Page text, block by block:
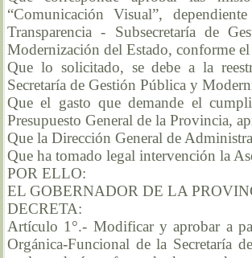
“Comunicación Visual”,
Transparencia - Subsecretaría de
Modernización del Estado, conforme
Que lo solicitado, se debe a la
Secretaría de Gestión Pública y
Que el gasto que demande el
Presupuesto General de la Provincia,
Que la Dirección General de
Que ha tomado legal intervención la
POR ELLO:
EL GOBERNADOR DE LA
DECRETA:
Artículo 1°.- Modificar y aprobar a
Orgánica-Funcional de la Secretaría